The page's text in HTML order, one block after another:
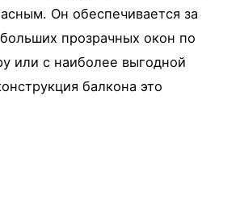
Он обеспечивается за
прозрачных окон по
или с наиболее выгодной
балкона это